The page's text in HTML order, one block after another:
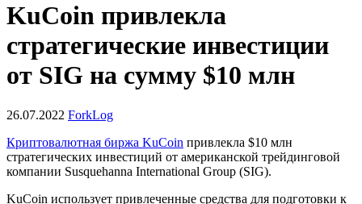
KuCoin привлекла
стратегические инвестиции
от SIG на сумму $10 млн
26.07.2022 ForkLog
Криптовалютная биржа KuCoin привлекла $10 млн
стратегических инвестиций от американской трейдинговой
компании Susquehanna International Group (SIG).
KuCoin использует привлеченные средства для подготовки к